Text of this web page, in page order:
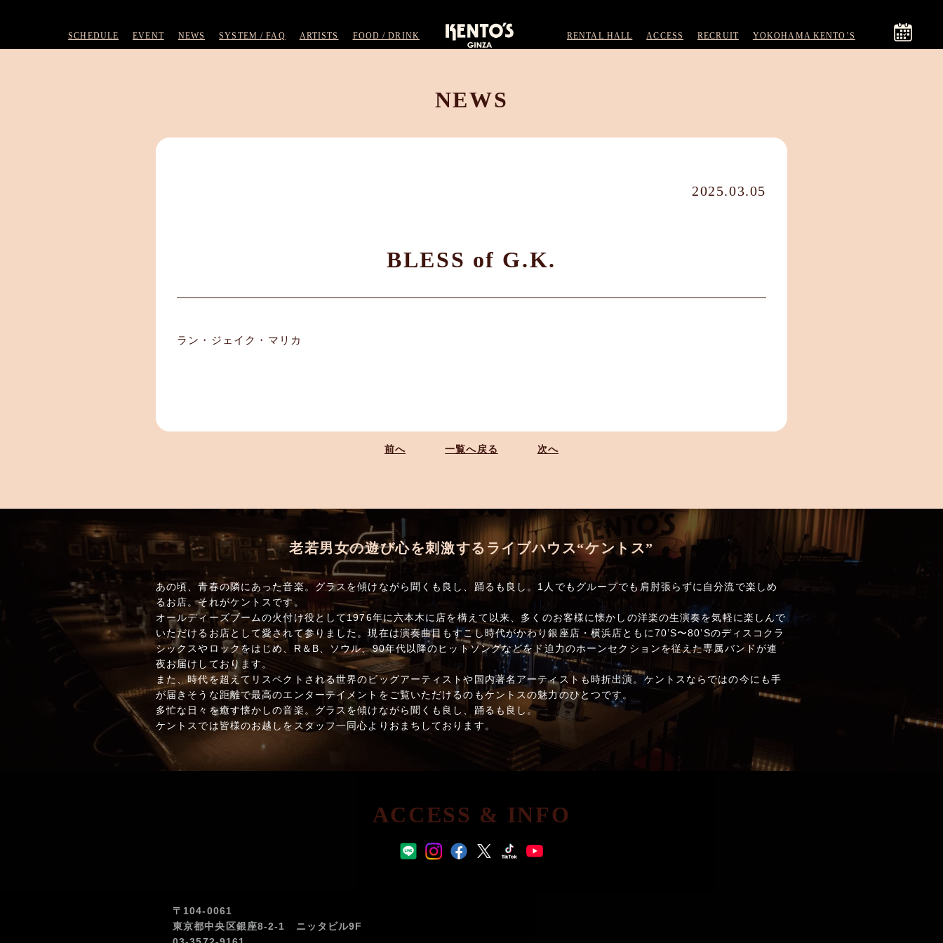
SCHEDULE EVENT NEWS SYSTEM / FAQ ARTISTS FOOD / DRINK RENTAL HALL ACCESS RECRUIT YOKOHAMA KENTO’S
NEWS
2025.03.05
BLESS of G.K.
ラン・ジェイク・マリカ
前へ 一覧へ戻る 次へ
老若男女の遊び心を刺激するライブハウス“ケントス”
あの頃、青春の隣にあった音楽。グラスを傾けながら聞くも良し、踊るも良し。1人でもグループでも肩肘張らずに自分流で楽しめ
るお店。それがケントスです。
オールディーズブームの火付け役として1976年に六本木に店を構えて以来、多くのお客様に懐かしの洋楽の生演奏を気軽に楽しんで
いただけるお店として愛されて参りました。現在は演奏曲目もすこし時代がかわり銀座店・横浜店ともに70’S〜80’Sのディスコクラ
シックスやロックをはじめ、R＆B、ソウル、90年代以降のヒットソングなどをド迫力のホーンセクションを従えた専属バンドが連
夜お届けしております。
また、時代を超えてリスペクトされる世界のビッグアーティストや国内著名アーティストも時折出演。ケントスならではの今にも手
が届きそうな距離で最高のエンターテイメントをご覧いただけるのもケントスの魅力のひとつです。
多忙な日々を癒す懐かしの音楽。グラスを傾けながら聞くも良し、踊るも良し。
ケントスでは皆様のお越しをスタッフ一同心よりおまちしております。
ACCESS & INFO
〒104-0061
東京都中央区銀座8-2-1 ニッタビル9F